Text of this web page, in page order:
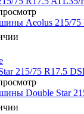
Aeolus 215/
Double Star